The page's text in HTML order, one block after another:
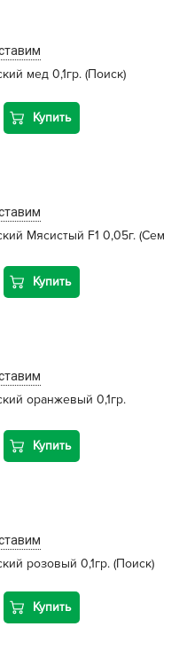
мед 0,1гр. (Поиск)
Купить
Мясистый F1 0,05г. (Сем
Купить
оранжевый 0,1гр.
Купить
розовый 0,1гр. (Поиск)
Купить